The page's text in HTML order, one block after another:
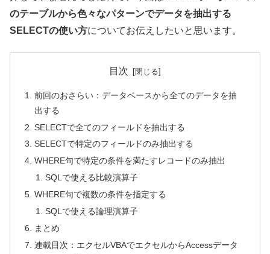
のテーブルから色々なパターンでデータを抽出する
SELECTの使い方についてお伝えしたいと思います。
目次
前回のおさらい：データベースから全てのデータを抽
出する
SELECTで全てのフィールドを抽出する
SELECTで特定のフィールドのみ抽出する
WHERE句で特定の条件を満たすレコードのみ抽出
SQLで使える比較演算子
WHERE句で複数の条件を指定する
SQLで使える論理演算子
まとめ
連載目次：エクセルVBAでエクセルからAccessデータ